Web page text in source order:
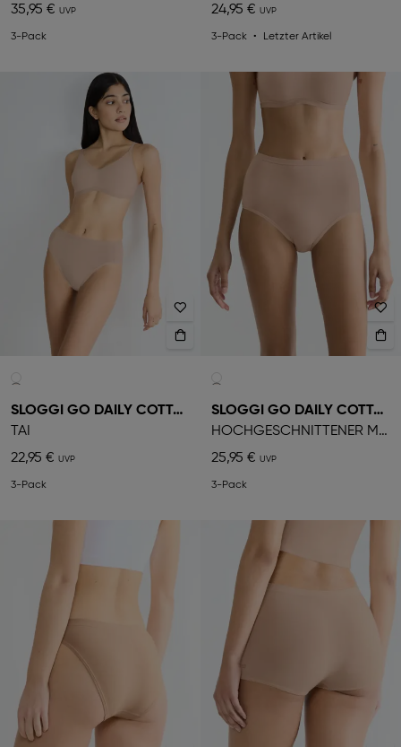
35,95 €
3-Pack
24,95 €
3-Pack Letzter Artikel
SLOGGI GO DAILY COTTON
TAI
22,95 €
3-Pack
SLOGGI GO DAILY COTTON
HOCHGESCHNITTENER MIEDERSLIP
25,95 €
3-Pack